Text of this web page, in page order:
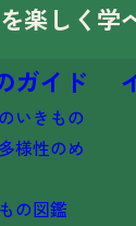
楽しく学
ガイド
いきもの
様性のめ
の図鑑